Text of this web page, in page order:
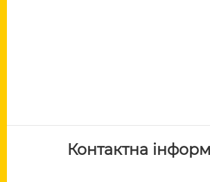
Контактна